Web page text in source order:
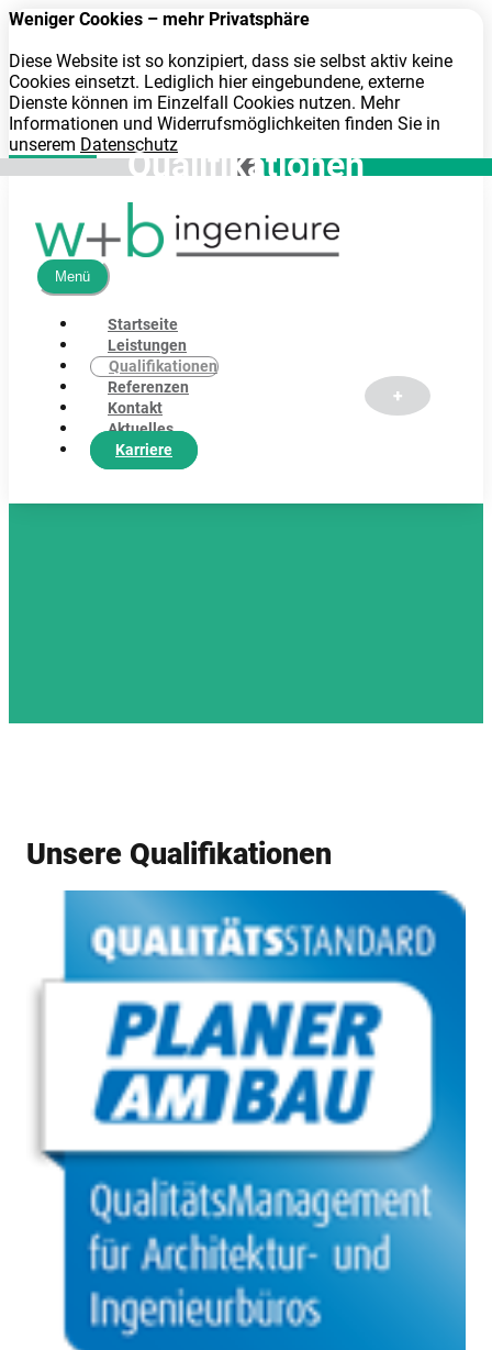
Weniger Cookies – mehr Privatsphäre
Diese Website ist so konzipiert, dass sie selbst aktiv keine
Cookies einsetzt. Lediglich hier eingebundene, externe
Dienste können im Einzelfall Cookies nutzen. Mehr
Informationen und Widerrufsmöglichkeiten finden Sie in
unserem Datenschutz
Verstanden
Menü
Startseite
Leistungen
Qualifikationen
Referenzen
Kontakt
Aktuelles
Karriere
Unsere Qualifikationen